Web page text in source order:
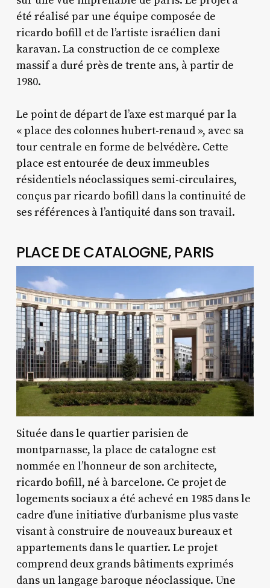
été réalisé par une équipe composée de
ricardo bofill et de l’artiste israélien dani
karavan. La construction de ce complexe
massif a duré près de trente ans, à partir de
1980.
Le point de départ de l’axe est marqué par la
« place des colonnes hubert-renaud », avec sa
tour centrale en forme de belvédère. Cette
place est entourée de deux immeubles
résidentiels néoclassiques semi-circulaires,
conçus par ricardo bofill dans la continuité de
ses références à l’antiquité dans son travail.
PLACE DE CATALOGNE, PARIS
Située dans le quartier parisien de
montparnasse, la place de catalogne est
nommée en l’honneur de son architecte,
ricardo bofill, né à barcelone. Ce projet de
logements sociaux a été achevé en 1985 dans le
cadre d’une initiative d’urbanisme plus vaste
visant à construire de nouveaux bureaux et
appartements dans le quartier. Le projet
comprend deux grands bâtiments exprimés
dans un langage baroque néoclassique. Une